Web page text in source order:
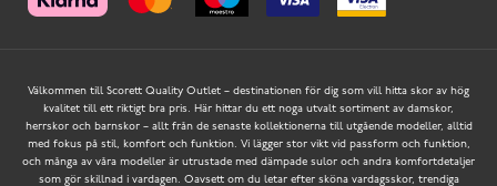
Välkommen till Scorett Quality Outlet – destinationen för dig som vill hitta skor av hög
kvalitet till ett riktigt bra pris. Här hittar du ett noga utvalt sortiment av damskor,
herrskor och barnskor – allt från de senaste kollektionerna till utgående modeller, alltid
med fokus på stil, komfort och funktion. Vi lägger stor vikt vid passform och funktion,
och många av våra modeller är utrustade med dämpade sulor och andra komfortdetaljer
som gör skillnad i vardagen. Oavsett om du letar efter sköna vardagsskor, trendiga